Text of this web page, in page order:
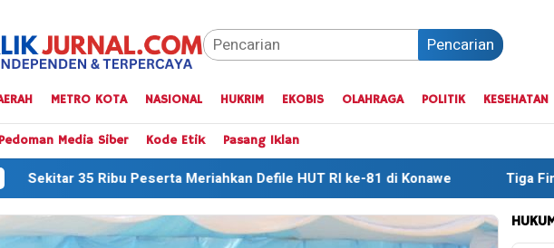
Pencarian
METRO KOTA NASIONAL HUKRIM EKOBIS OLAHRAGA POLITIK KESEHATAN
Pedoman Media Siber Kode Etik Pasang Iklan
Meriahkan Defile HUT RI ke-81 di Konawe Tiga Finisher Terbaik One